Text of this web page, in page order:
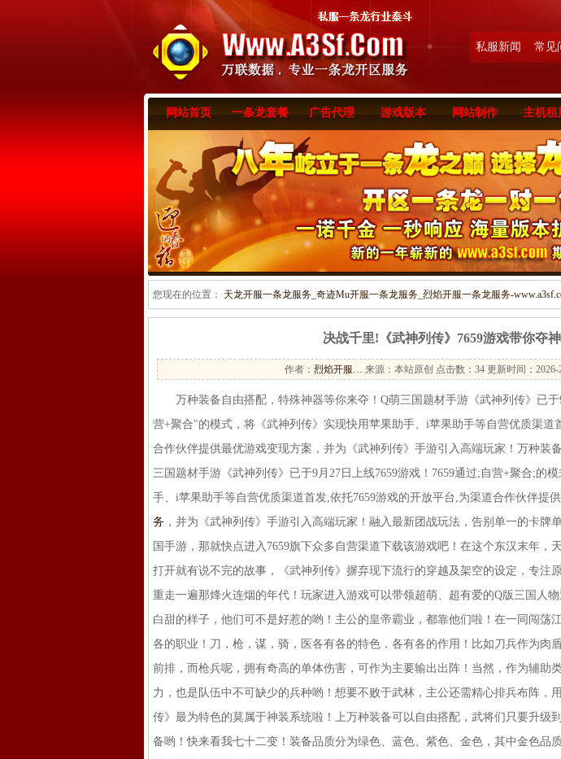
私服新闻 常见
网站首页 一条龙套餐 广告代理 游戏版本 网站制作 主机租
您现在的位置： 天龙开服一条龙服务_奇迹Mu开服一条龙服务_烈焰开服一条龙服务-
决战千里!《武神列传》7659游戏带你夺
作者： 烈焰开服… 来源：本站原创 点击数： 34 更新时间：2026-
万种装备自由搭配，特殊神器等你来夺！Q萌三国题材手游《武神列传》已于
营+聚合"的模式，将《武神列传》实现快用苹果助手、i苹果助手等自营优质渠道
合作伙伴提供最优游戏变现方案，并为《武神列传》手游引入高端玩家！万种装
三国题材手游《武神列传》已于9月27日上线7659游戏！7659通过;自营+聚合;的
手、i苹果助手等自营优质渠道首发,依托7659游戏的开放平台,为渠道合作伙伴提
务 ，并为《武神列传》手游引入高端玩家！融入最新团战玩法，告别单一的卡牌
国手游，那就快点进入7659旗下众多自营渠道下载该游戏吧！在这个东汉末年，
打开就有说不完的故事，《武神列传》摒弃现下流行的穿越及架空的设定，专注
重走一遍那烽火连烟的年代！玩家进入游戏可以带领超萌、超有爱的Q版三国人
白甜的样子，他们可不是好惹的哟！主公的皇帝霸业，都靠他们啦！在一同闯荡
各的职业！刀，枪，谋，骑，医各有各的特色，各有各的作用！比如刀兵作为肉
前排，而枪兵呢，拥有奇高的单体伤害，可作为主要输出出阵！当然，作为辅助
力，也是队伍中不可缺少的兵种哟！想要不败于武林，主公还需精心排兵布阵，
传》最为特色的莫属于神装系统啦！上万种装备可以自由搭配，武将们只要升级
备哟！快来看我七十二变！装备品质分为绿色、蓝色、紫色、金色，其中金色品